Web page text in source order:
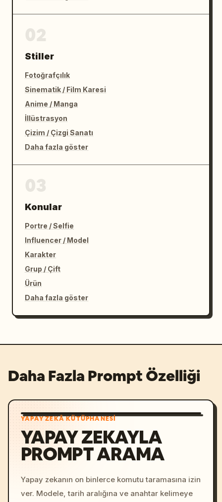
Stiller
Fotoğrafçılık
Sinematik / Film Karesi
Anime / Manga
İllüstrasyon
Çizim / Çizgi Sanatı
Daha fazla göster
Konular
Portre / Selfie
Influencer / Model
Karakter
Grup / Çift
Ürün
Daha fazla göster
Daha Fazla Prompt Özelliği
YAPAY ZEKÂ KÜTÜPHANESI
YAPAY ZEKAYLA
PROMPT ARAMA
Yapay zekanın on binlerce komutu taramasına izin
ver. Modele, tarih aralığına ve anahtar kelimeye